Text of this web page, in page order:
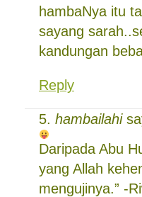
hambaNya itu
sayang
kandungan
Reply
hambailahi
Daripada Abu
yang Allah
mengujinya.” -